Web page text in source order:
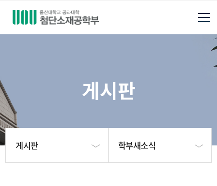
게시판
게시판 학부새소식